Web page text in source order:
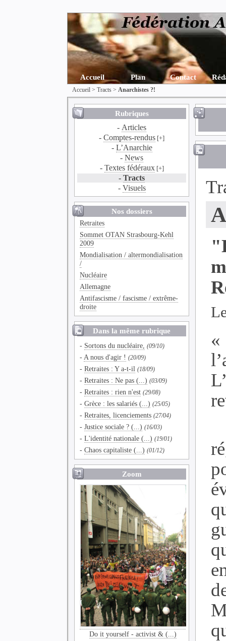
Accueil Plan Contact
Accueil >Tracts >Anarchistes ?!
Rubriques
- Articles
-Comptes-rendus [+]
- L’Anarchie
-News
- Textes fédéraux[+]
-Tracts
- Visuels
Nos dossiers
Retraites
Sommet OTAN Strasbourg-Kehl
2009
Mondialisation / altermondialisation
/
Nucléaire
Allemagne
Antifascisme / fascisme / extrême-
droite
Dans la même rubrique
- Sortons du nucléaire, (09/10)
- A nous d'agir ! (20/09)
-Retraites : Y a-t-il (18/09)
-Retraites : Ne pas (...) (03/09)
-Retraites : rien n'est (29/08)
-Grèce : les salariés (...) (25/05)
-Retraites, licenciements (27/04)
-Justice sociale ? (...) (16/03)
-L'identité nationale (...) (19/01)
-Chaos capitaliste (...) (01/12)
Zoom
Do it yourself - activist & (...)